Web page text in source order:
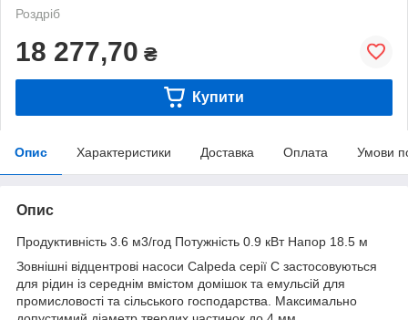
Роздріб
18 277,70 ₴
Купити
Опис Характеристики Доставка Оплата Умови
Опис
Продуктивність 3.6 м3/год Потужність 0.9 кВт Напор 18.5 м
Зовнішні відцентрові насоси Calpeda серії C застосовуються
для рідин із середнім вмістом домішок та емульсій для
промисловості та сільського господарства. Максимально